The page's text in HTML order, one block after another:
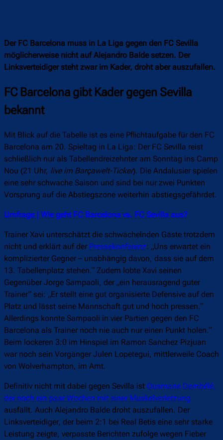
Der FC Barcelona muss in La Liga gegen den FC Sevilla
möglicherweise nicht auf Alejandro Balde setzen. Der
Linksverteidiger steht zwar im Kader, droht aber auszufallen.
FC Barcelona gibt Kader gegen Sevilla
bekannt
Mit Blick auf die Tabelle ist es eine Pflichtaufgabe für den FC
Barcelona am 20. Spieltag in La Liga: Der FC Sevilla reist
schließlich nur als Tabellendreizehnter am Sonntag ins Camp
Nou (21 Uhr, live im Barçawelt-Ticker). Die Andalusier spielen
eine sehr schwache Saison und sind bei nur zwei Punkten
Vorsprung auf die Abstiegszone weiterhin abstiegsgefährdet.
Umfrage | Wie geht FC Barcelona vs. FC Sevilla aus?
Trainer Xavi unterschätzt die schwächelnden Gäste trotzdem
nicht und erklärt auf der Pressekonferenz: „Uns erwartet ein
komplizierter Gegner – unabhängig davon, dass sie auf dem
13. Tabellenplatz stehen.“ Zudem lobte Xavi seinen
Gegenüber Jorge Sampaoli, der „ein herausragend guter
Trainer“ sei: „Er stellt eine gut organisierte Defensive auf den
Platz und lässt seine Mannschaft gut und hoch pressen.“
Allerdings konnte Sampaoli in vier Partien gegen den FC
Barcelona als Trainer noch nie auch nur einen Punkt holen.“
Beim lockeren 3:0 im Hinspiel im Ramon Sanchez Pizjuan
war noch sein Vorgänger Julen Lopetegui, mittlerweile Coach
von Wolverhampton, im Amt.
Definitiv nicht mit dabei gegen Sevilla ist Ousmane Dembélé,
der noch ein paar Wochen mit einer Muskelverletzung
ausfällt. Auch Alejandro Balde droht auszufallen. Der
Linksverteidiger, der beim 2:1 bei Real Betis eine sehr starke
Leistung zeigte, verpasste Berichten zufolge wegen Fieber